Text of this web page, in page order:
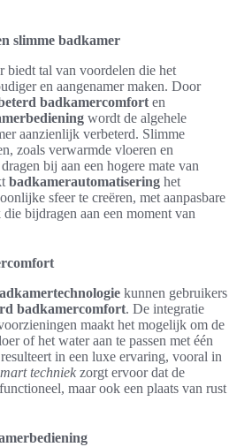
slimme badkamer
biedt tal van voordelen die het
en aangenamer maken. Door
badkamercomfort en
wordt de algehele
aanzienlijk verbeterd. Slimme
zoals verwarmde vloeren en
bij aan een hogere mate van
badkamerautomatisering het
sfeer te creëren, met aanpasbare
bijdragen aan een moment van
kunnen gebruikers
badkamercomfort. De integratie
maakt het mogelijk om de
of het water aan te passen met één
in een luxe ervaring, vooral in
techniek zorgt ervoor dat de
maar ook een plaats van rust